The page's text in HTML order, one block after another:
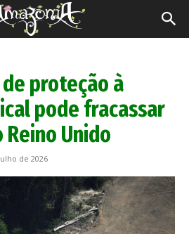
proteção à
pode fracassar
Unido
de 2026